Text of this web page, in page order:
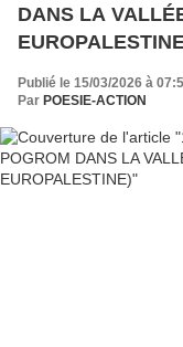
DANS LA
Publié le 15/03/2026 à
Par POESIE-ACTION